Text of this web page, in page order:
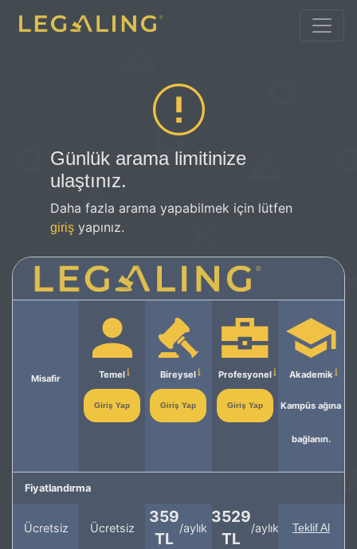
Günlük arama limitinize
ulaştınız.
Daha fazla arama yapabilmek için lütfen
giriş yapınız.
Misafir Temel
Giriş Yap
Bireysel
Giriş Yap
Profesyonel
Giriş Yap
Akademik
Kampüs ağına
bağlanın.
Fiyatlandırma
Ücretsiz Ücretsiz
359
TL
/aylık
3529
TL
/aylık Teklif Al